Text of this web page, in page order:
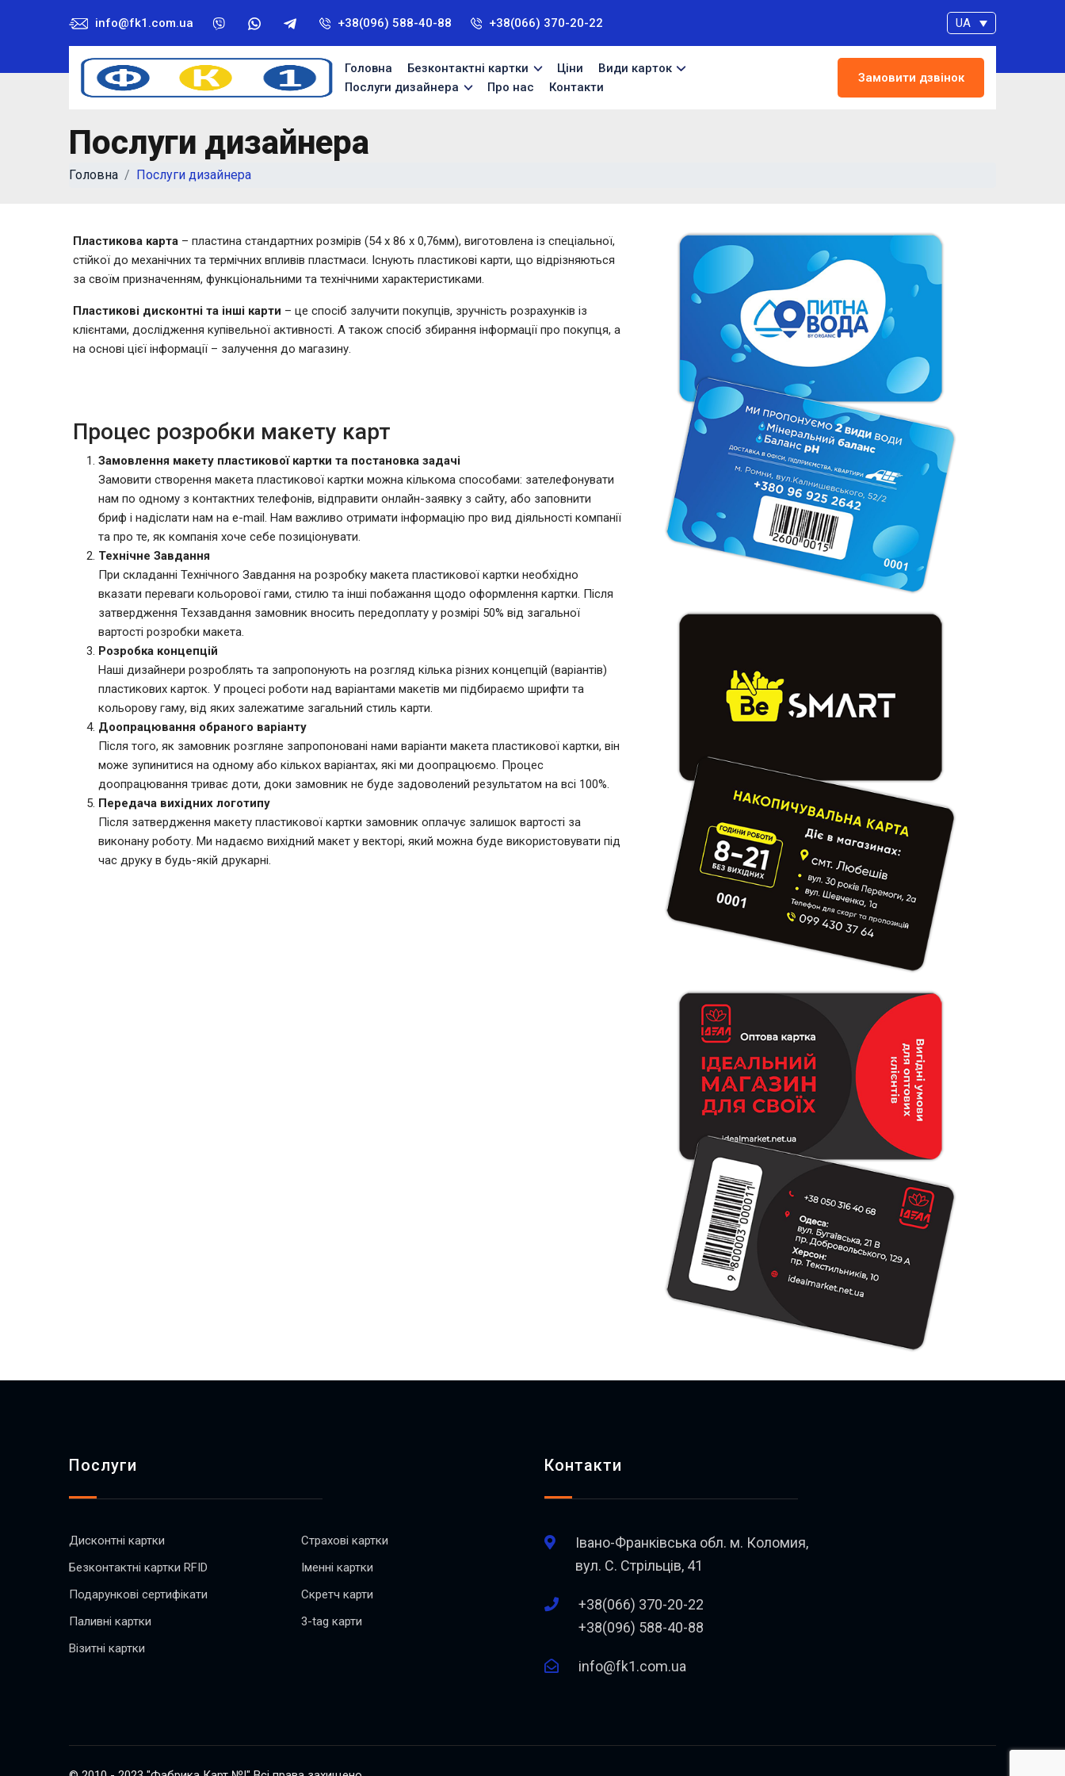
info@fk1.com.ua +38(096) 588-40-88 +38(066) 370-20-22 UA
Головна Безконтактні картки Ціни
Види карток
Послуги дизайнера
Про нас Контакти
Замовити дзвінок
Послуги дизайнера
Головна Послуги дизайнера
Пластикова карта – пластина стандартних розмірів (54 x 86 x 0,76мм), виготовлена із спеціальної,
стійкої до механічних та термічних впливів пластмаси. Існують пластикові карти, що відрізняються
за своїм призначенням, функціональними та технічними характеристиками.
Пластикові дисконтні та інші карти – це спосіб залучити покупців, зручність розрахунків із
клієнтами, дослідження купівельної активності. А також спосіб збирання інформації про покупця, а
на основі цієї інформації – залучення до магазину.
Процес розробки макету карт
Замовлення макету пластикової картки та постановка задачі
Замовити створення макета пластикової картки можна кількома способами: зателефонувати
нам по одному з контактних телефонів, відправити онлайн-заявку з сайту, або заповнити
бриф і надіслати нам на e-mail. Нам важливо отримати інформацію про вид діяльності компанії
та про те, як компанія хоче себе позиціонувати.
Технічне Завдання
При складанні Технічного Завдання на розробку макета пластикової картки необхідно
вказати переваги кольорової гами, стилю та інші побажання щодо оформлення картки. Після
затвердження Техзавдання замовник вносить передоплату у розмірі 50% від загальної
вартості розробки макета.
Розробка концепцій
Наші дизайнери розроблять та запропонують на розгляд кілька різних концепцій (варіантів)
пластикових карток. У процесі роботи над варіантами макетів ми підбираємо шрифти та
кольорову гаму, від яких залежатиме загальний стиль карти.
Доопрацювання обраного варіанту
Після того, як замовник розгляне запропоновані нами варіанти макета пластикової картки, він
може зупинитися на одному або кількох варіантах, які ми доопрацюємо. Процес
доопрацювання триває доти, доки замовник не буде задоволений результатом на всі 100%.
Передача вихідних логотипу
Після затвердження макету пластикової картки замовник оплачує залишок вартості за
виконану роботу. Ми надаємо вихідний макет у векторі, який можна буде використовувати під
час друку в будь-якій друкарні.
Послуги
Дисконтні картки
Безконтактні картки RFID
Подарункові сертифікати
Паливні картки
Візитні картки
Страхові картки
Іменні картки
Скретч карти
3-tag карти
Контакти
Івано-Франківська обл. м. Коломия,
вул. С. Стрільців, 41
+38(066) 370-20-22
+38(096) 588-40-88
info@fk1.com.ua